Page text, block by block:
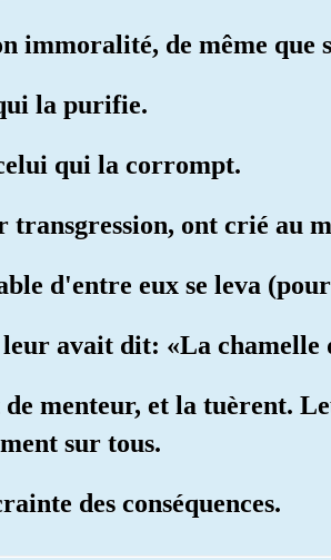
immoralité, de même que
la purifie.
qui la corrompt.
ont crié au
d'entre eux se leva
avait dit: «La
menteur, et la tuèrent.
sur tous.
des conséquences.